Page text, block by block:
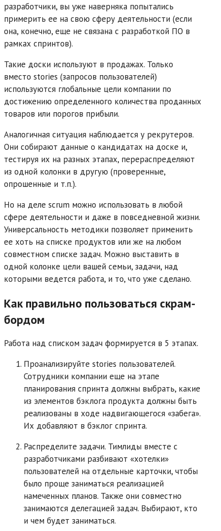
разработчики, вы уже наверняка попытались
примерить ее на свою сферу деятельности (если
она, конечно, еще не связана с разработкой ПО в
рамках спринтов).
Такие доски используют в продажах. Только
вместо stories (запросов пользователей)
используются глобальные цели компании по
достижению определенного количества проданных
товаров или порогов прибыли.
Аналогичная ситуация наблюдается у рекрутеров.
Они собирают данные о кандидатах на доске и,
тестируя их на разных этапах, перераспределяют
из одной колонки в другую (проверенные,
опрошенные и т.п.).
Но на деле scrum можно использовать в любой
сфере деятельности и даже в повседневной жизни.
Универсальность методики позволяет применить
ее хоть на списке продуктов или же на любом
совместном списке задач. Можно выставить в
одной колонке цели вашей семьи, задачи, над
которыми ведется работа, и то, что уже сделано.
Как правильно пользоваться скрам-
бордом
Работа над списком задач формируется в 5 этапах.
Проанализируйте stories пользователей.
Сотрудники компании еще на этапе
планирования спринта должны выбрать, какие
из элементов бэклога продукта должны быть
реализованы в ходе надвигающегося «забега».
Их добавляют в бэклог спринта.
Распределите задачи. Тимлиды вместе с
разработчиками разбивают «хотелки»
пользователей на отдельные карточки, чтобы
было проще заниматься реализацией
намеченных планов. Также они совместно
занимаются делегацией задач. Выбирают, кто
и чем будет заниматься.